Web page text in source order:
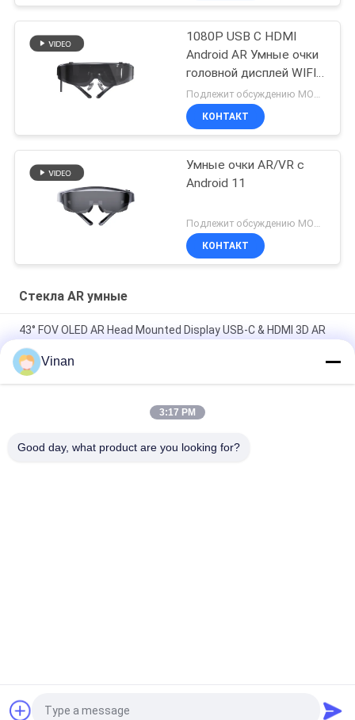
1080P USB C HDMI
Android AR Умные очки
головной дисплей WIFI
& Bluetooth
Подлежит обсуждению MOQ:10 шт.
КОНТАКТ
Умные очки AR/VR с
Android 11
КОНТАКТ
Стекла AR умные
43° FOV OLED AR Head Mounted Display USB-C & HDMI 3D AR
умные очки
1080P OLED 43° FOV 1800 Nits AR умные очки 0~-600°
Диоптор HMD 3D очки с USB-C
2000 Nits 3D OLED 1920 * 1080 * 2 бинокулярное увеличили
FPV
Запрос Цитировать
Vinan
3:17 PM
Good day, what product are you looking for?